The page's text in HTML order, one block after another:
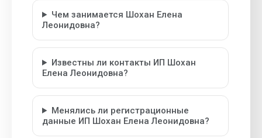
Чем занимается Шохан Елена
Леонидовна?
Известны ли контакты ИП Шохан
Елена Леонидовна?
Менялись ли регистрационные
данные ИП Шохан Елена Леонидовна?